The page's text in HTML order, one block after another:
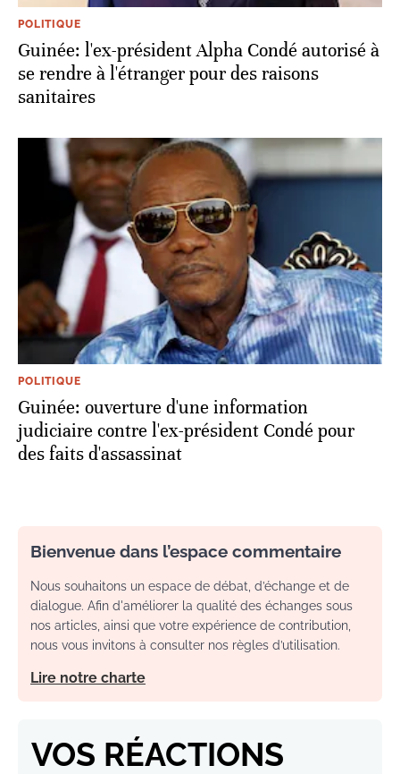
POLITIQUE
Guinée: l'ex-président Alpha Condé autorisé à
se rendre à l'étranger pour des raisons
sanitaires
POLITIQUE
Guinée: ouverture d'une information
judiciaire contre l'ex-président Condé pour
des faits d'assassinat
Bienvenue dans l’espace commentaire
Nous souhaitons un espace de débat, d’échange et de
dialogue. Afin d'améliorer la qualité des échanges sous
nos articles, ainsi que votre expérience de contribution,
nous vous invitons à consulter nos règles d’utilisation.
Lire notre charte
VOS RÉACTIONS